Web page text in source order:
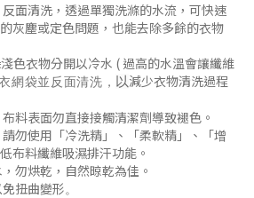
面清洗 ， 透過單獨洗滌的水流，可快速
灰塵或定色問題 ， 也能去除多餘的衣物
色衣物分開以冷水 ( 過高的水溫會讓纖維
網袋並 反面清洗 ， 以減少衣物清洗過程
料表面勿直接接觸清潔劑導致褪色。
勿使用「冷洗精」、「柔軟精」
、「增
布料纖維吸濕排汗功能 。
勿烘乾，自然晾乾為佳。
扭曲變形。